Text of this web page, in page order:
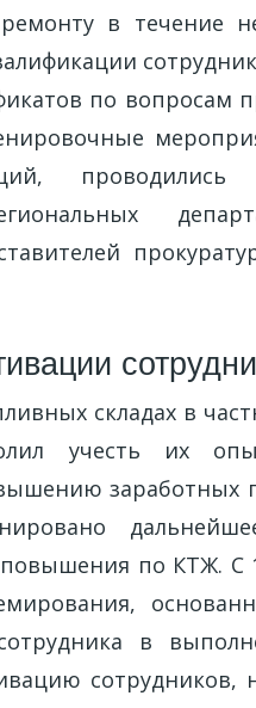
в течение
по вопросам
складах в
учесть их
заработных
по КТЖ. С
в
сотрудников,